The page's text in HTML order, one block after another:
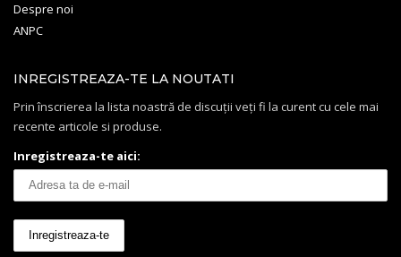
Despre noi
ANPC
INREGISTREAZA-TE LA NOUTATI
Prin înscrierea la lista noastră de discuții veți fi la curent cu cele mai
recente articole si produse.
Inregistreaza-te aici: